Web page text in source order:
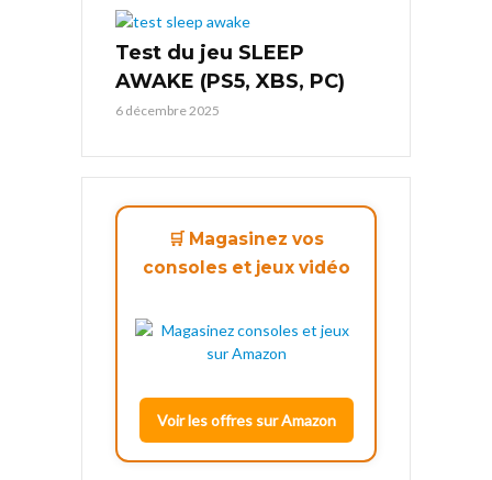
Test du jeu SLEEP
AWAKE (PS5, XBS, PC)
6 décembre 2025
🛒 Magasinez vos
consoles et jeux vidéo
Voir les offres sur Amazon